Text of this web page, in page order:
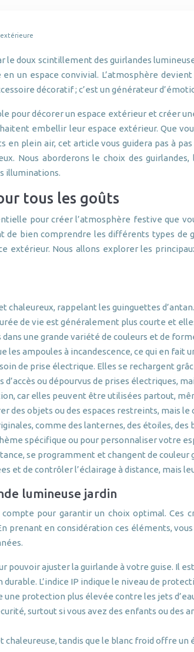
le doux scintillement des guirlandes
un espace convivial. L’atmosphère
décoratif ; c’est un générateur
pour décorer un espace extérieur et créer
embellir leur espace extérieur. Que
plein air, cet article vous guidera pas à
Nous aborderons le choix des guirlandes,
illuminations.
tous les goûts
pour créer l’atmosphère festive que
bien comprendre les différents types
extérieur. Nous allons explorer les
chaleureux, rappelant les guinguettes
de vie est généralement plus courte et
une grande variété de couleurs et de
les ampoules à incandescence, ce qui en
de prise électrique. Elles se rechargent
ou dépourvus de prises électriques,
car elles peuvent être utilisées partout,
objets ou des espaces restreints, mais
comme des lanternes, des étoiles, des
spécifique ou pour personnaliser votre
se programment et changent de
et de contrôler l’éclairage à distance, mais
lumineuse jardin
pour garantir un choix optimal. Ces
prenant en considération ces éléments,
pouvoir ajuster la guirlande à votre guise. Il
L’indice IP indique le niveau de
protection plus élevée contre les jets
surtout si vous avez des enfants ou des
chaleureuse, tandis que le blanc froid offre